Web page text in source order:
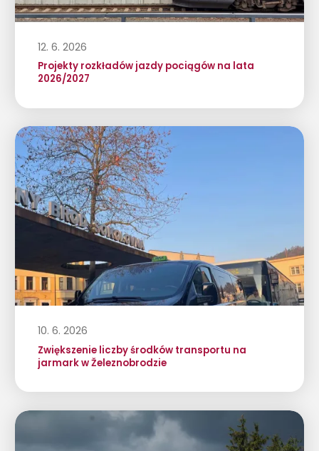
12. 6. 2026
Projekty rozkładów jazdy pociągów na lata
2026/2027
10. 6. 2026
Zwiększenie liczby środków transportu na
jarmark w Železnobrodzie